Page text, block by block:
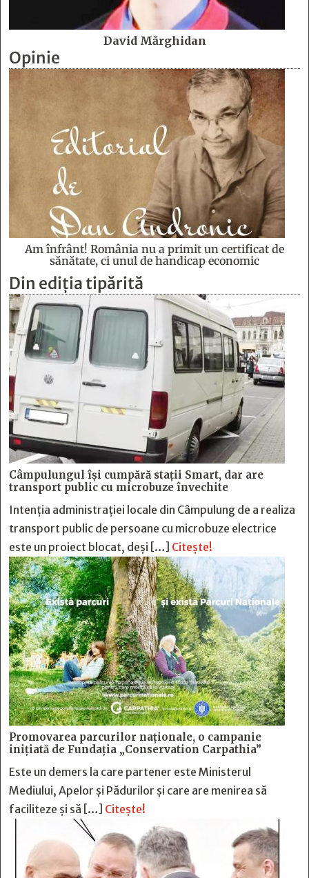
David Mărghidan
Opinie
Am înfrânt! România nu a primit un certificat de
sănătate, ci unul de handicap economic
Din ediția tipărită
Câmpulungul îşi cumpără staţii Smart, dar are
transport public cu microbuze învechite
Intenția administrației locale din Câmpulung de a realiza
transport public de persoane cu microbuze electrice
este un proiect blocat, deși […] Citește!
Promovarea parcurilor naționale, o campanie
inițiată de Fundația „Conservation Carpathia”
Este un demers la care partener este Ministerul
Mediului, Apelor și Pădurilor și care are menirea să
faciliteze și să […] Citește!